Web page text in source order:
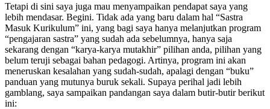
Tetapi di sini saya juga mau menyampaikan pendapat saya yang
lebih mendasar. Begini. Tidak ada yang baru dalam hal “Sastra
Masuk Kurikulum” ini, yang bagi saya hanya melanjutkan program
“pengajaran sastra” yang sudah ada sebelumnya, hanya saja
sekarang dengan “karya-karya mutakhir” pilihan anda, pilihan yang
belum teruji sebagai bahan pedagogi. Artinya, program ini akan
meneruskan kesalahan yang sudah-sudah, apalagi dengan “buku”
panduan yang mutunya buruk sekali. Supaya perihal jadi lebih
gamblang, saya sampaikan pandangan saya dalam butir-butir berikut
ini: